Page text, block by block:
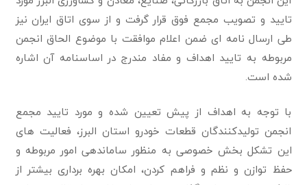
تایید و تصویب مجمع فوق قرار گرفت و از سوی اتاق ایران نیز
طی ارسال نامه ای ضمن اعلام موافقت با موضوع الحاق انجمن
مربوطه به تایید اهداف و مفاد مندرج در اساسنامه آن اشاره
شده است.
با توجه به اهداف از پیش تعیین شده و مورد تایید مجمع
انجمن تولیدکنندگان قطعات خودرو استان البرز، فعالیت های
این تشکل بخش خصوصی به منظور ساماندهی امور مربوطه و
حفظ توازن و نظم و فراهم کردن، امکان بهره برداری بیشتر از